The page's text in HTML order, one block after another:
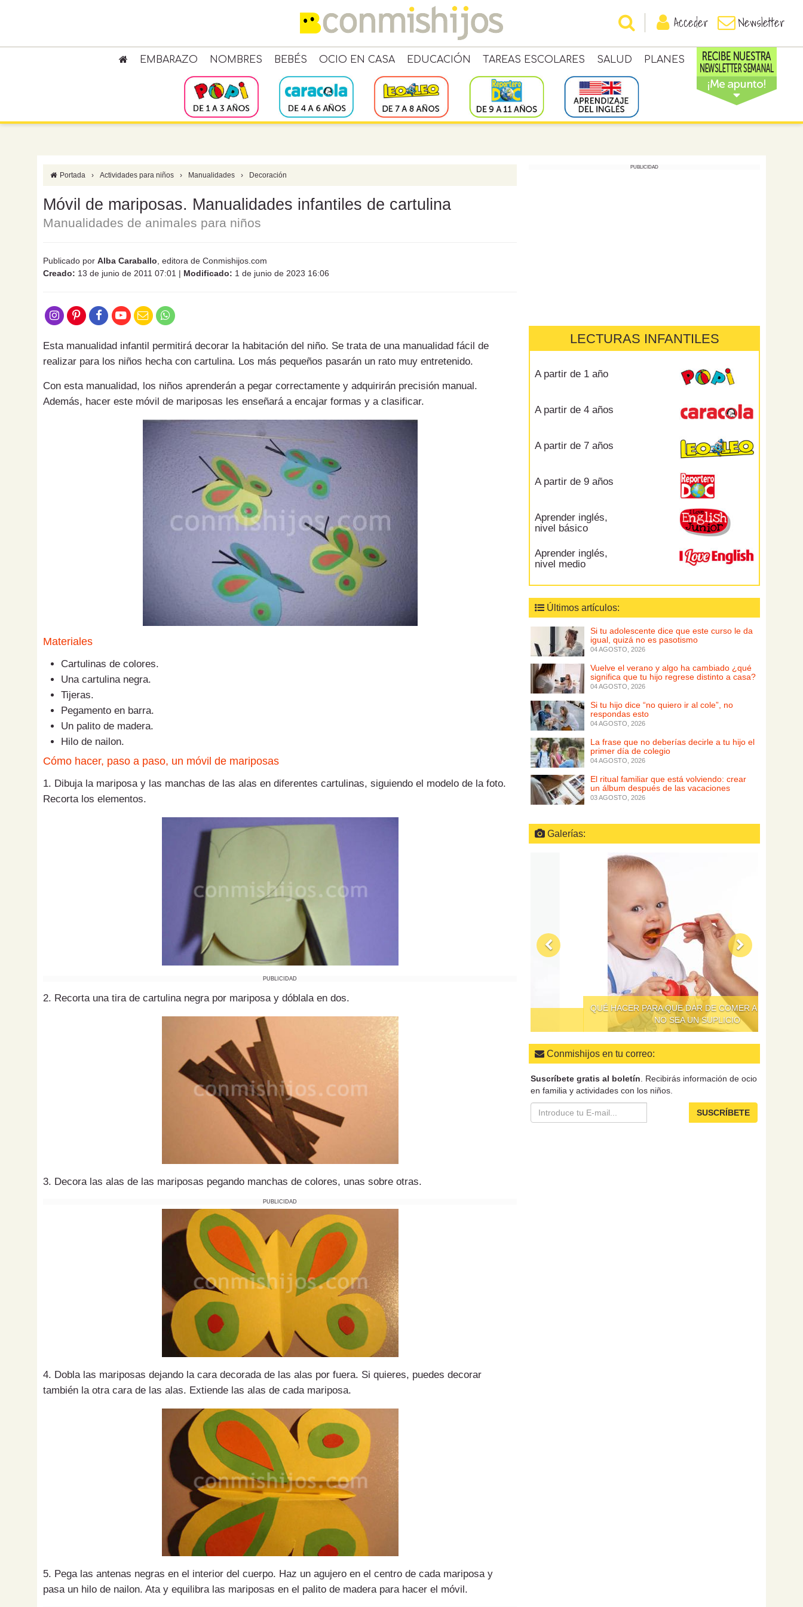
Acceder Newsletter
EMBARAZO NOMBRES BEBÉS OCIO EN CASA EDUCACIÓN TAREAS ESCOLARES SALUD PLANES
Portada › Actividades para niños › Manualidades › Decoración
Móvil de mariposas. Manualidades infantiles de cartulina
Manualidades de animales para niños
Publicado por Alba Caraballo , editora de Conmishijos.com
Creado: 13 de junio de 2011 07:01 | Modificado: 1 de junio de 2023 16:06
Esta manualidad infantil permitirá decorar la habitación del niño. Se trata de una manualidad fácil de
realizar para los niños hecha con cartulina. Los más pequeños pasarán un rato muy entretenido.
Con esta manualidad, los niños aprenderán a pegar correctamente y adquirirán precisión manual.
Además, hacer este móvil de mariposas les enseñará a encajar formas y a clasificar.
Materiales
Cartulinas de colores.
Una cartulina negra.
Tijeras.
Pegamento en barra.
Un palito de madera.
Hilo de nailon.
Cómo hacer, paso a paso, un móvil de mariposas
1. Dibuja la mariposa y las manchas de las alas en diferentes cartulinas, siguiendo el modelo de la foto.
Recorta los elementos.
PUBLICIDAD
2. Recorta una tira de cartulina negra por mariposa y dóblala en dos.
3. Decora las alas de las mariposas pegando manchas de colores, unas sobre otras.
PUBLICIDAD
4. Dobla las mariposas dejando la cara decorada de las alas por fuera. Si quieres, puedes decorar
también la otra cara de las alas. Extiende las alas de cada mariposa.
5. Pega las antenas negras en el interior del cuerpo. Haz un agujero en el centro de cada mariposa y
pasa un hilo de nailon. Ata y equilibra las mariposas en el palito de madera para hacer el móvil.
PUBLICIDAD
LECTURAS INFANTILES
A partir de 1 año
A partir de 4 años
A partir de 7 años
A partir de 9 años
Aprender inglés,
nivel básico
Aprender inglés,
nivel medio
Últimos artículos:
Si tu adolescente dice que este curso le da
igual, quizá no es pasotismo
04 AGOSTO, 2026
Vuelve el verano y algo ha cambiado ¿qué
significa que tu hijo regrese distinto a casa?
04 AGOSTO, 2026
Si tu hijo dice “no quiero ir al cole”, no
respondas esto
04 AGOSTO, 2026
La frase que no deberías decirle a tu hijo el
primer día de colegio
04 AGOSTO, 2026
El ritual familiar que está volviendo: crear
un álbum después de las vacaciones
03 AGOSTO, 2026
Galerías:
QUÉ HACER PARA QUE DAR DE COMER A LOS NIÑOS
NO SEA UN SUPLICIO
Conmishijos en tu correo:
Suscríbete gratis al boletín . Recibirás información de ocio
en familia y actividades con los niños.
SUSCRÍBETE